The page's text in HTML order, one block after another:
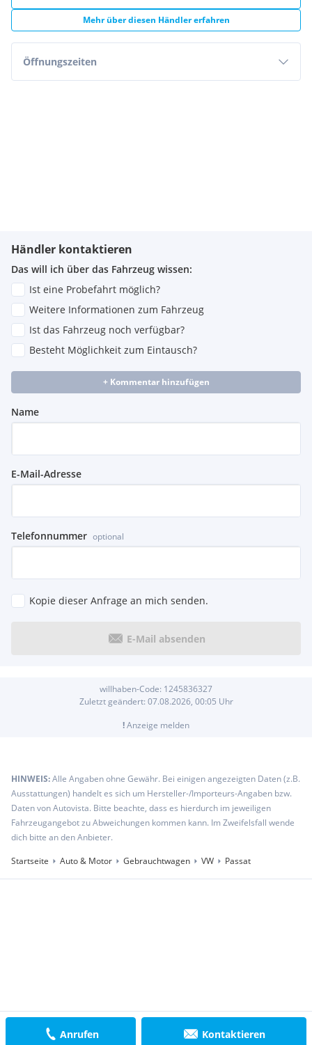
Anrufen Kontaktieren
Mehr über diesen Händler erfahren
Öffnungszeiten
Händler kontaktieren
Das will ich über das Fahrzeug wissen:
Ist eine Probefahrt möglich?
Weitere Informationen zum Fahrzeug
Ist das Fahrzeug noch verfügbar?
Besteht Möglichkeit zum Eintausch?
+ Kommentar hinzufügen
Name
E-Mail-Adresse
Telefonnummer optional
Kopie dieser Anfrage an mich senden.
E-Mail absenden
willhaben-Code: 1245836327
Zuletzt geändert: 07.08.2026, 00:05 Uhr
!Anzeige melden
HINWEIS:Alle Angaben ohne Gewähr. Bei einigen angezeigten Daten (z.B.
Ausstattungen) handelt es sich um Hersteller-/Importeurs-Angaben bzw.
Daten von Autovista. Bitte beachte, dass es hierdurch im jeweiligen
Fahrzeugangebot zu Abweichungen kommen kann. Im Zweifelsfall wende
dich bitte an den Anbieter.
Startseite
Auto & Motor Gebrauchtwagen VW Passat